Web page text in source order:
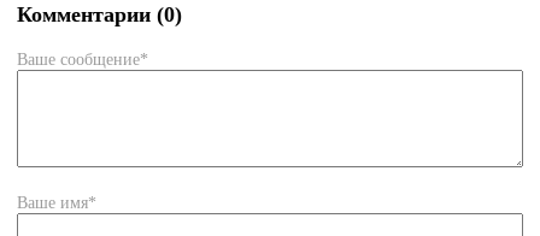
Комментарии (0)
Ваше сообщение*
Ваше имя*